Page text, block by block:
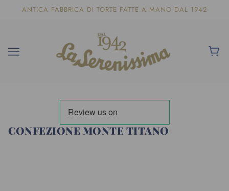
ANTICA FABBRICA DI TORTE FATTE A MANO DAL 1942
CONFEZIONE MONTE TITANO